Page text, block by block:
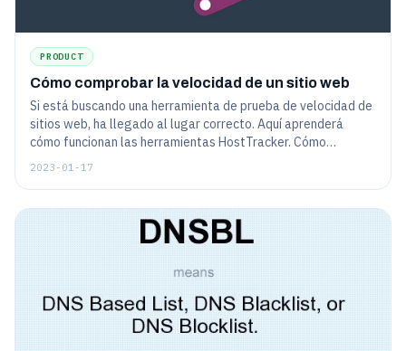
PRODUCT
Cómo comprobar la velocidad de un sitio web
Si está buscando una herramienta de prueba de velocidad de
sitios web, ha llegado al lugar correcto. Aquí aprenderá
cómo funcionan las herramientas HostTracker. Cómo
comprobar la velocidad de carga del sitio: versión de
2023-01-17